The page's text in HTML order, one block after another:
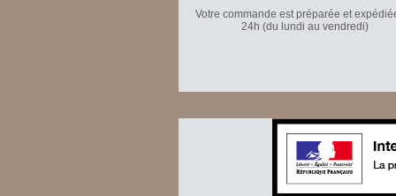
Votre commande est préparée et
24h (du lundi au vendredi)